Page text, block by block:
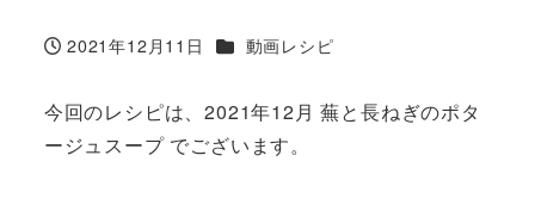
投稿日
2021年12月11日 カテゴリー
動画レシピ
今回のレシピは、2021年12月 蕪と長ねぎのポタ
ージュスープ でございます。